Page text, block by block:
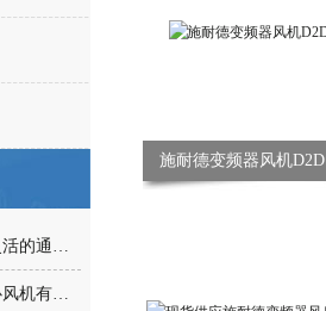
施耐德变频器风机具有灵活的通信与集成能力
施耐德变频器风机和离心风机有什么区别？
施耐德变频器风机